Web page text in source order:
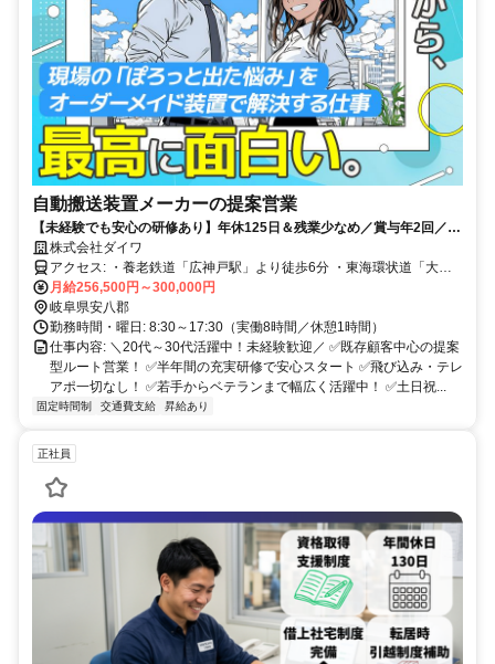
自動搬送装置メーカーの提案営業
【未経験でも安心の研修あり】年休125日＆残業少なめ／賞与年2回／住
宅手当・家族手当など待遇も充実！
株式会社ダイワ
アクセス: ・養老鉄道「広神戸駅」より徒歩6分 ・東海環状道「大野
神戸IC」より車で6分 ※マイカー通勤OK（駐車場完備）
月給256,500円～300,000円
岐阜県安八郡
勤務時間・曜日: 8:30～17:30（実働8時間／休憩1時間）
仕事内容: ＼20代～30代活躍中！未経験歓迎／ ✅既存顧客中心の提案
型ルート営業！ ✅半年間の充実研修で安心スタート ✅飛び込み・テレ
アポ一切なし！ ✅若手からベテランまで幅広く活躍中！ ✅土日祝...
固定時間制 交通費支給 昇給あり
正社員